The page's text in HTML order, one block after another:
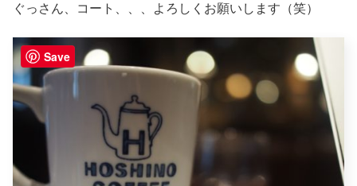
ぐっさん、コート、、、よろしくお願いします（笑）
Save